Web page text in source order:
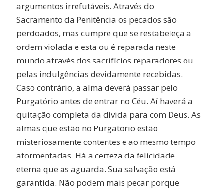
argumentos irrefutáveis. Através do
Sacramento da Penitência os pecados são
perdoados, mas cumpre que se restabeleça a
ordem violada e esta ou é reparada neste
mundo através dos sacrifícios reparadores ou
pelas indulgências devidamente recebidas.
Caso contrário, a alma deverá passar pelo
Purgatório antes de entrar no Céu. Aí haverá a
quitação completa da dívida para com Deus. As
almas que estão no Purgatório estão
misteriosamente contentes e ao mesmo tempo
atormentadas. Há a certeza da felicidade
eterna que as aguarda. Sua salvação está
garantida. Não podem mais pecar porque